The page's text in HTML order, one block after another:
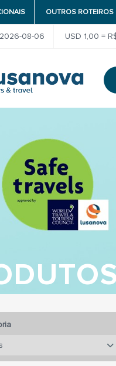
OUTROS ROTEIROS
08-06 USD 1,00 =